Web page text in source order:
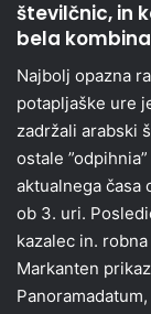
številčnic, in
bela
Najbolj opazna
potapljaške ure
zadržali arabski
ostale
aktualnega
ob 3. uri.
kazalec in.
Markanten